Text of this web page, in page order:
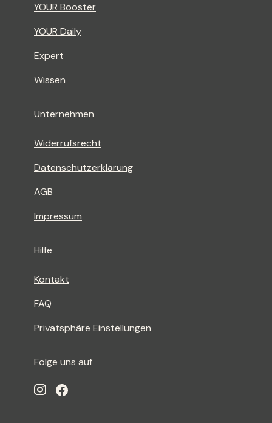
YOUR Booster
YOUR Daily
Expert
Wissen
Unternehmen
Widerrufsrecht
Datenschutzerklärung
AGB
Impressum
Hilfe
Kontakt
FAQ
Privatsphäre Einstellungen
Folge uns auf